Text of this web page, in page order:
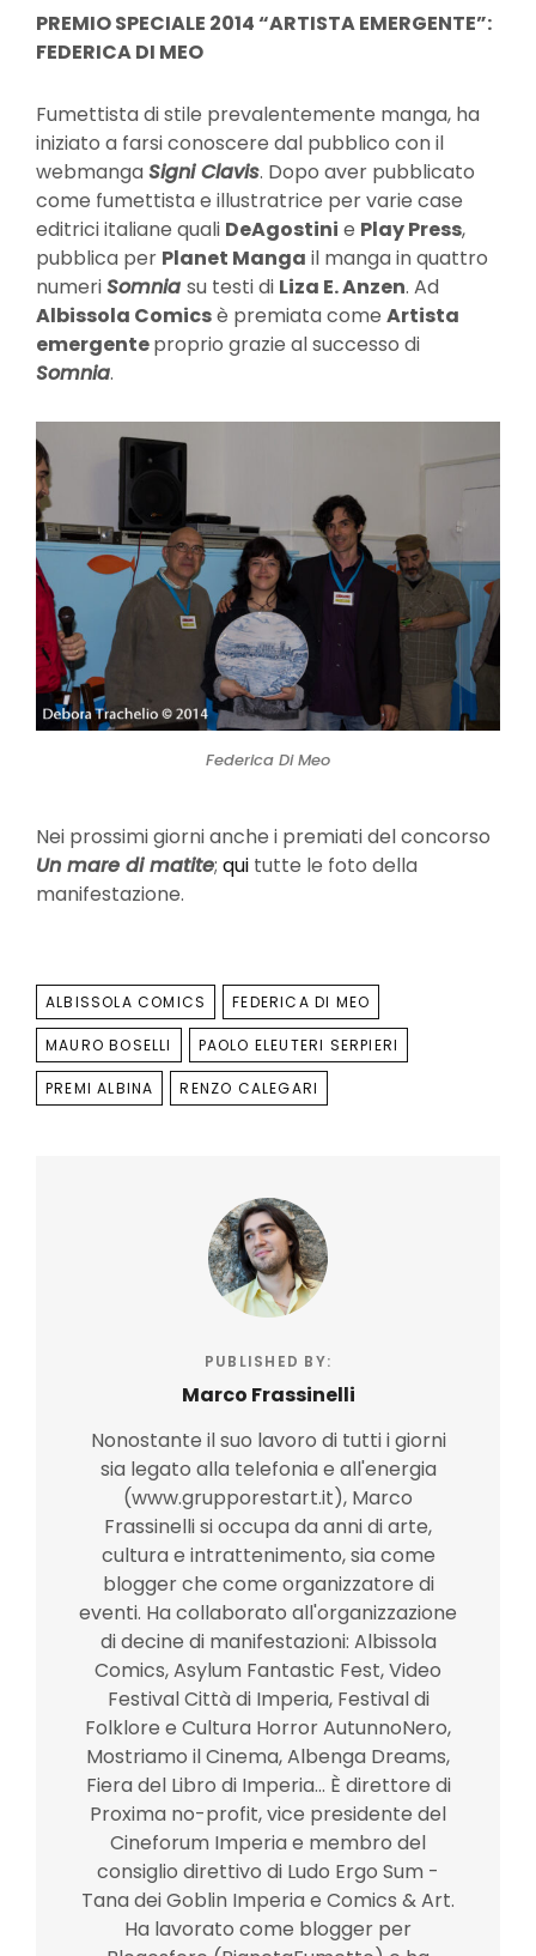
PREMIO SPECIALE 2014 “ARTISTA EMERGENTE”:
FEDERICA DI MEO
Fumettista di stile prevalentemente manga, ha
iniziato a farsi conoscere dal pubblico con il
webmangaSigni Clavis. Dopo aver pubblicato
come fumettista e illustratrice per varie case
editrici italiane quali DeAgostini e Play Press,
pubblica per Planet Manga il manga in quattro
numeriSomnia su testi di Liza E. Anzen. Ad
Albissola Comicsè premiata come Artista
emergenteproprio grazie al successo di
Somnia.
Federica Di Meo
Nei prossimi giorni anche i premiati del concorso
Un mare di matite; qui tutte le foto della
manifestazione.
TAGS
ALBISSOLA COMICS FEDERICA DI MEO
MAURO BOSELLI PAOLO ELEUTERI SERPIERI
PREMI ALBINA RENZO CALEGARI
PUBLISHED BY:
Marco Frassinelli
Nonostante il suo lavoro di tutti i giorni
sia legato alla telefonia e all'energia
(www.grupporestart.it), Marco
Frassinelli si occupa da anni di arte,
cultura e intrattenimento, sia come
blogger che come organizzatore di
eventi. Ha collaborato all'organizzazione
di decine di manifestazioni: Albissola
Comics, Asylum Fantastic Fest, Video
Festival Città di Imperia, Festival di
Folklore e Cultura Horror AutunnoNero,
Mostriamo il Cinema, Albenga Dreams,
Fiera del Libro di Imperia... È direttore di
Proxima no-profit, vice presidente del
Cineforum Imperia e membro del
consiglio direttivo di Ludo Ergo Sum -
Tana dei Goblin Imperia e Comics & Art.
Ha lavorato come blogger per